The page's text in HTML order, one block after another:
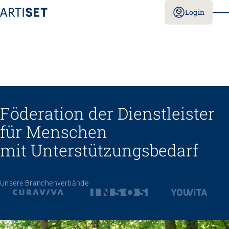
Login
Föderation der Dienstleister
für Menschen
mit Unterstützungs­bedarf
Unsere Branchenverbände